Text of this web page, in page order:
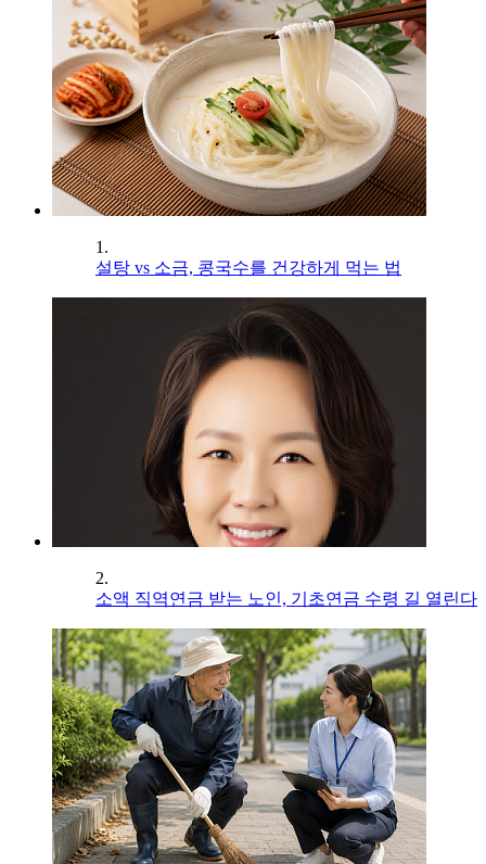
1.
설탕 vs 소금, 콩국수를 건강하게 먹는 법
2.
소액 직역연금 받는 노인, 기초연금 수령 길 열린다